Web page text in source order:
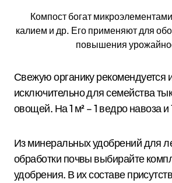
Компост богат
калием и др. Его применяют для
повышения
Свежую органику рекомендуется
исключительно для семейства
овощей. На 1 м² – 1 ведро навоза
Из минеральных удобрений для
обработки почвы выбирайте
удобрения. В их составе